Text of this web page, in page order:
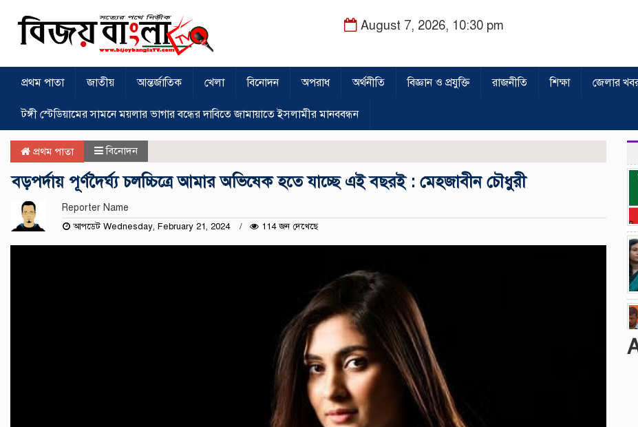
August 7, 2026, 10:30 pm
প্রথম পাতা জাতীয় আন্তর্জাতিক খেলা বিনোদন অপরাধ অর্থনীতি বিজ্ঞান ও প্রযুক্তি রাজনীতি শিক্ষা জেলার
টঙ্গী স্টেডিয়ামের সামনে ময়লার ভাগার বন্ধের দাবিতে জামায়াতে ইসলামীর মানববন্ধন
প্রথম পাতা বিনোদন
বড়পর্দায় পূর্ণদৈর্ঘ্য চলচ্চিত্রে আমার অভিষেক হতে যাচ্ছে এই বছরই : মেহজাবীন চৌধুরী
Reporter Name
আপডেট Wednesday, February 21, 2024 114 জন দেখেছে